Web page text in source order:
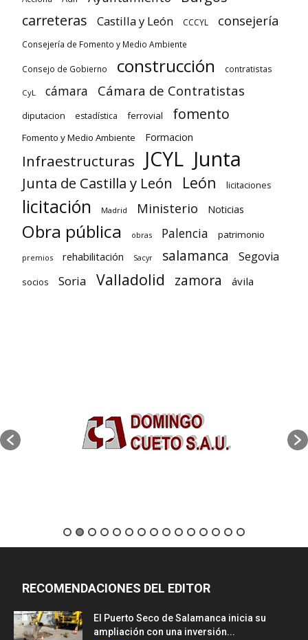
carreteras
Castilla y León CCCYL consejería
Consejería de Fomento y Medio Ambiente
Consejo de Gobierno construcción contratistas
CyL cámara Cámara de Contratistas
diputacion estadística ferrovial fomento
Fomento y Medio Ambiente Formacion
Infraestructuras JCYL Junta
Junta de Castilla y León León licitaciones
licitación Madrid Ministerio Noticias
Obra pública obras Palencia patrimonio
premios rehabilitación Sacyr salamanca Segovia
socios Soria Valladolid zamora ávila
RECOMENDACIONES DEL EDITOR
El Puerto Seco de Salamanca inicia su
ampliación con una inversión...